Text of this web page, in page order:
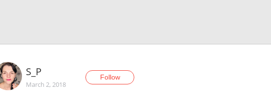
S_P
March 2, 2018
Follow